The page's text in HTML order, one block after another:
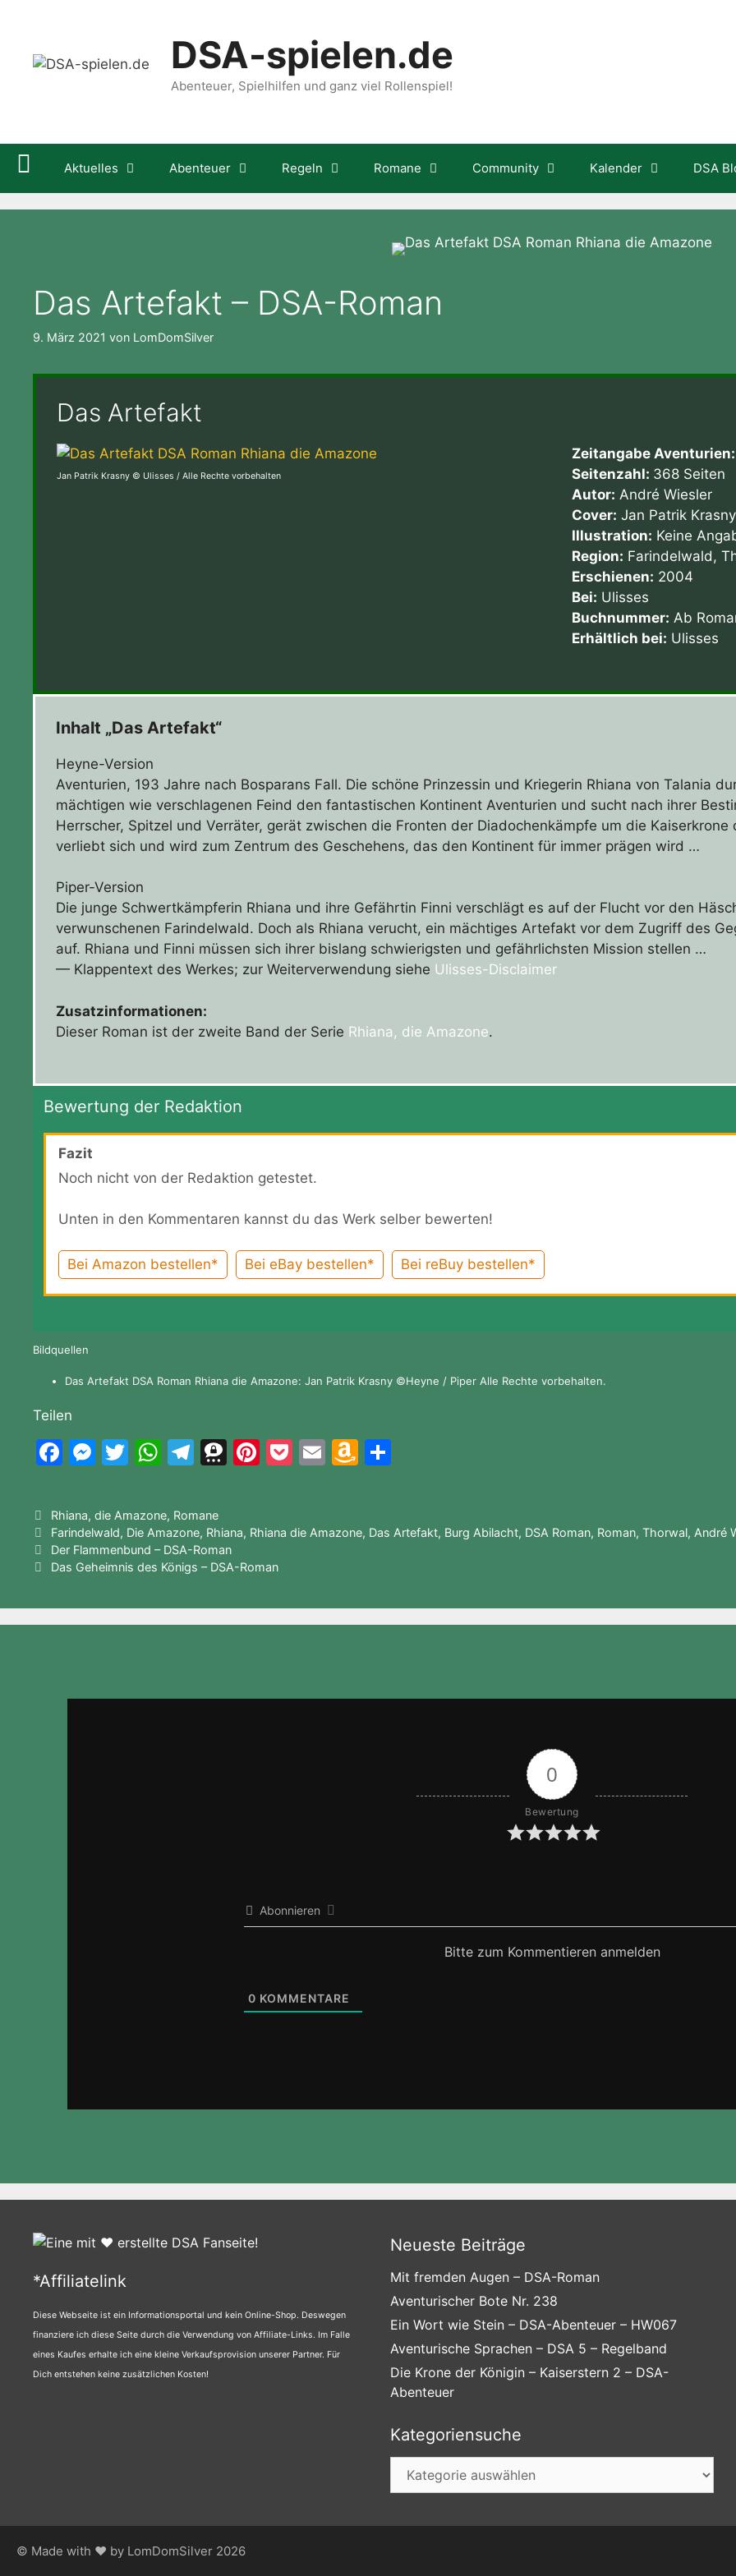
springen
DSA-spielen.de
Abenteuer, Spielhilfen und ganz viel Rollenspiel!
Aktuelles Abenteuer Regeln Romane Community Kalender DSA
Das Artefakt – DSA-Roman
9. März 2021 von LomDomSilver
Das Artefakt
Jan Patrik Krasny © Ulisses / Alle Rechte vorbehalten
Zeitangabe Aventurien:
Seitenzahl: 368 Seiten
Autor: André Wiesler
Cover: Jan Patrik Krasny
Illustration: Keine
Region: Farindelwald,
Erschienen: 2004
Bei: Ulisses
Buchnummer: Ab
Erhältlich bei: Ulisses
Inhalt „Das Artefakt“
Heyne-Version
Aventurien, 193 Jahre nach Bosparans Fall. Die schöne Prinzessin und Kriegerin Rhiana von Talania
mächtigen wie verschlagenen Feind den fantastischen Kontinent Aventurien und sucht nach ihrer
Herrscher, Spitzel und Verräter, gerät zwischen die Fronten der Diadochenkämpfe um die
verliebt sich und wird zum Zentrum des Geschehens, das den Kontinent für immer prägen wird …
Piper-Version
Die junge Schwertkämpferin Rhiana und ihre Gefährtin Finni verschlägt es auf der Flucht vor den
verwunschenen Farindelwald. Doch als Rhiana verucht, ein mächtiges Artefakt vor dem Zugriff des
auf. Rhiana und Finni müssen sich ihrer bislang schwierigsten und gefährlichsten Mission stellen …
— Klappentext des Werkes; zur Weiterverwendung siehe Ulisses-Disclaimer
Zusatzinformationen:
Dieser Roman ist der zweite Band der Serie Rhiana, die Amazone.
Bewertung der Redaktion
Fazit
Noch nicht von der Redaktion getestet.
Unten in den Kommentaren kannst du das Werk selber bewerten!
Bei Amazon bestellen* Bei eBay bestellen* Bei reBuy bestellen*
Bildquellen
Das Artefakt DSA Roman Rhiana die Amazone: Jan Patrik Krasny ©Heyne / Piper Alle Rechte vorbehalten.
Teilen
F
c
e
b
o
o
k
M
s
s
e
n
g
er
T
er
W
at
s
A
p
T
gr
a
m
T
e
m
Pi
e
st
P
k
E
l
A
z
W
is
n
Kategorien
Rhiana, die Amazone, Romane
Schlagwörter
Farindelwald, Die Amazone, Rhiana, Rhiana die Amazone, Das Artefakt, Burg Abilacht, DSA Roman, Roman, Thorwal, André
Der Flammenbund – DSA-Roman
Das Geheimnis des Königs – DSA-Roman
0
Bewertung
Abonnieren
Bitte zum Kommentieren anmelden
0 KOMMENTARE
*Affiliatelink
Diese Webseite ist ein Informationsportal und kein Online-Shop. Deswegen
finanziere ich diese Seite durch die Verwendung von Affiliate-Links. Im Falle
eines Kaufes erhalte ich eine kleine Verkaufsprovision unserer Partner. Für
Dich entstehen keine zusätzlichen Kosten!
Neueste Beiträge
Mit fremden Augen – DSA-Roman
Aventurischer Bote Nr. 238
Ein Wort wie Stein – DSA-Abenteuer – HW067
Aventurische Sprachen – DSA 5 – Regelband
Die Krone der Königin – Kaiserstern 2 – DSA-
Abenteuer
Kategoriensuche
© Made with ♥ by LomDomSilver 2026